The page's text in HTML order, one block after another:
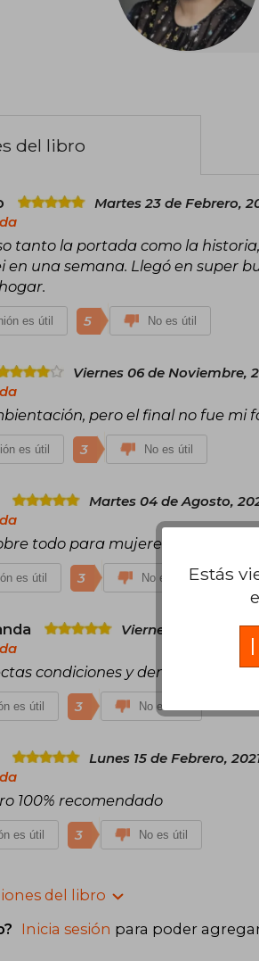
del libro
Martes 23 de Febrero,
tanto la portada como la
en una semana. Llegó en super
es útil 5 No es útil
Viernes 06 de Noviembre,
pero el final no fue mi
es útil 3 No es útil
Martes 04 de Agosto,
todo para mujeres jóvenes.
es útil 3 No es útil
Viernes 18 de
condiciones y dentro del
es útil 3 No es útil
Lunes 15 de Febrero,
100% recomendado
es útil 3 No es útil
del libro
Inicia sesión para poder
Estás